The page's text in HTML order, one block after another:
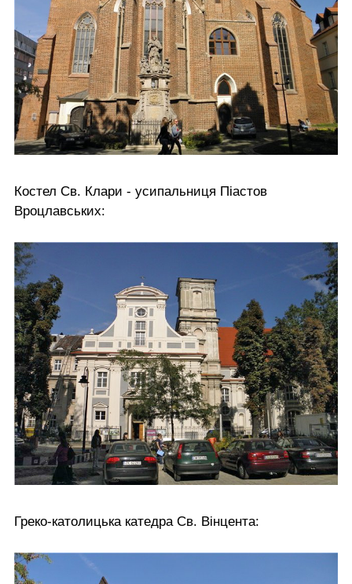
Костел Св. Клари - усипальниця Піастов
Вроцлавських:
Греко-католицька катедра Св. Вінцента: